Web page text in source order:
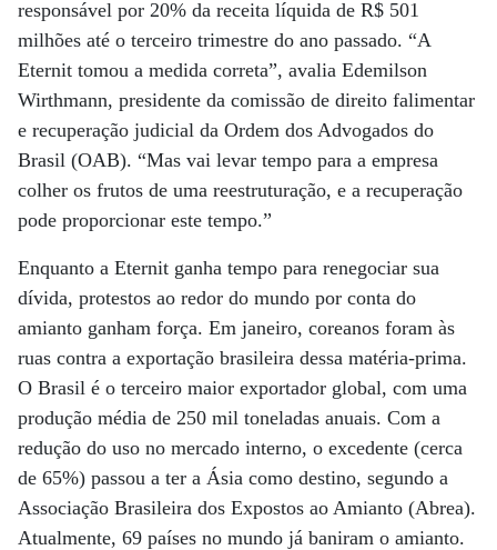
responsável por 20% da receita líquida de R$ 501
milhões até o terceiro trimestre do ano passado. “A
Eternit tomou a medida correta”, avalia Edemilson
Wirthmann, presidente da comissão de direito falimentar
e recuperação judicial da Ordem dos Advogados do
Brasil (OAB). “Mas vai levar tempo para a empresa
colher os frutos de uma reestruturação, e a recuperação
pode proporcionar este tempo.”
Enquanto a Eternit ganha tempo para renegociar sua
dívida, protestos ao redor do mundo por conta do
amianto ganham força. Em janeiro, coreanos foram às
ruas contra a exportação brasileira dessa matéria-prima.
O Brasil é o terceiro maior exportador global, com uma
produção média de 250 mil toneladas anuais. Com a
redução do uso no mercado interno, o excedente (cerca
de 65%) passou a ter a Ásia como destino, segundo a
Associação Brasileira dos Expostos ao Amianto (Abrea).
Atualmente, 69 países no mundo já baniram o amianto.